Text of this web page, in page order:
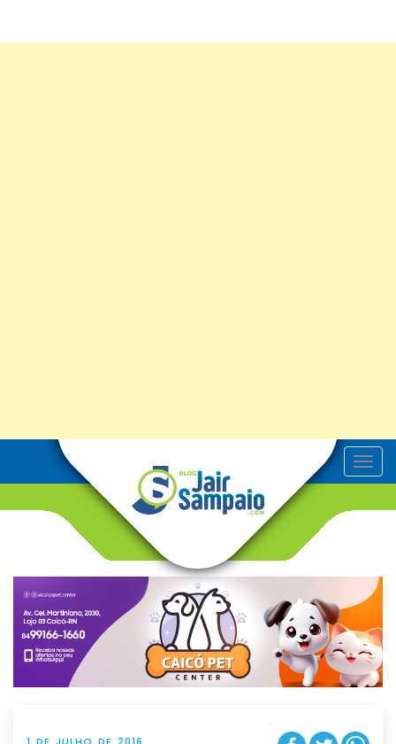
T
o
v
g
t
i
o
n
1 DE JULHO DE 2016